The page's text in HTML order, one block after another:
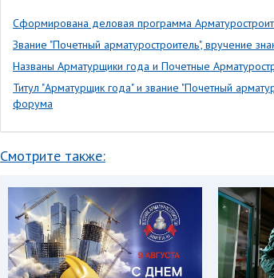
Сформирована деловая программа
Звание "Почетный арматуростроитель", вручение
Названы Арматурщики года и Почетные
Титул "Арматурщик года" и звание "Почетный
форума
Смотрите также: